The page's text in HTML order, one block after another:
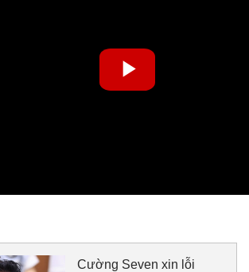
Cường Seven xin lỗi